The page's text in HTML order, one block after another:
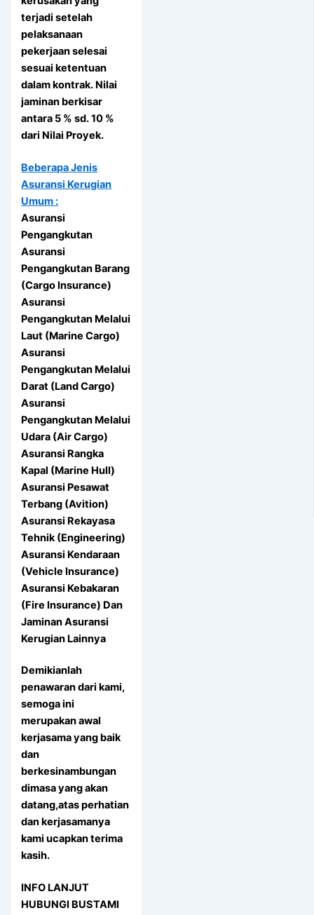
terjadi setelah
pelaksanaan
pekerjaan selesai
sesuai ketentuan
dalam kontrak. Nilai
jaminan berkisar
antara 5 % sd. 10 %
dari Nilai Proyek.
Beberapa Jenis
Asuransi Kerugian
Umum :
Asuransi
Pengangkutan
Asuransi
Pengangkutan Barang
(Cargo Insurance)
Asuransi
Pengangkutan Melalui
Laut (Marine Cargo)
Asuransi
Pengangkutan Melalui
Darat (Land Cargo)
Asuransi
Pengangkutan Melalui
Udara (Air Cargo)
Asuransi Rangka
Kapal (Marine Hull)
Asuransi Pesawat
Terbang (Avition)
Asuransi Rekayasa
Tehnik (Engineering)
Asuransi Kendaraan
(Vehicle Insurance)
Asuransi Kebakaran
(Fire Insurance) Dan
Jaminan Asuransi
Kerugian Lainnya
Demikianlah
penawaran dari kami,
semoga ini
merupakan awal
kerjasama yang baik
dan
berkesinambungan
dimasa yang akan
datang,atas perhatian
dan kerjasamanya
kami ucapkan terima
kasih.
INFO LANJUT
HUBUNGI BUSTAMI